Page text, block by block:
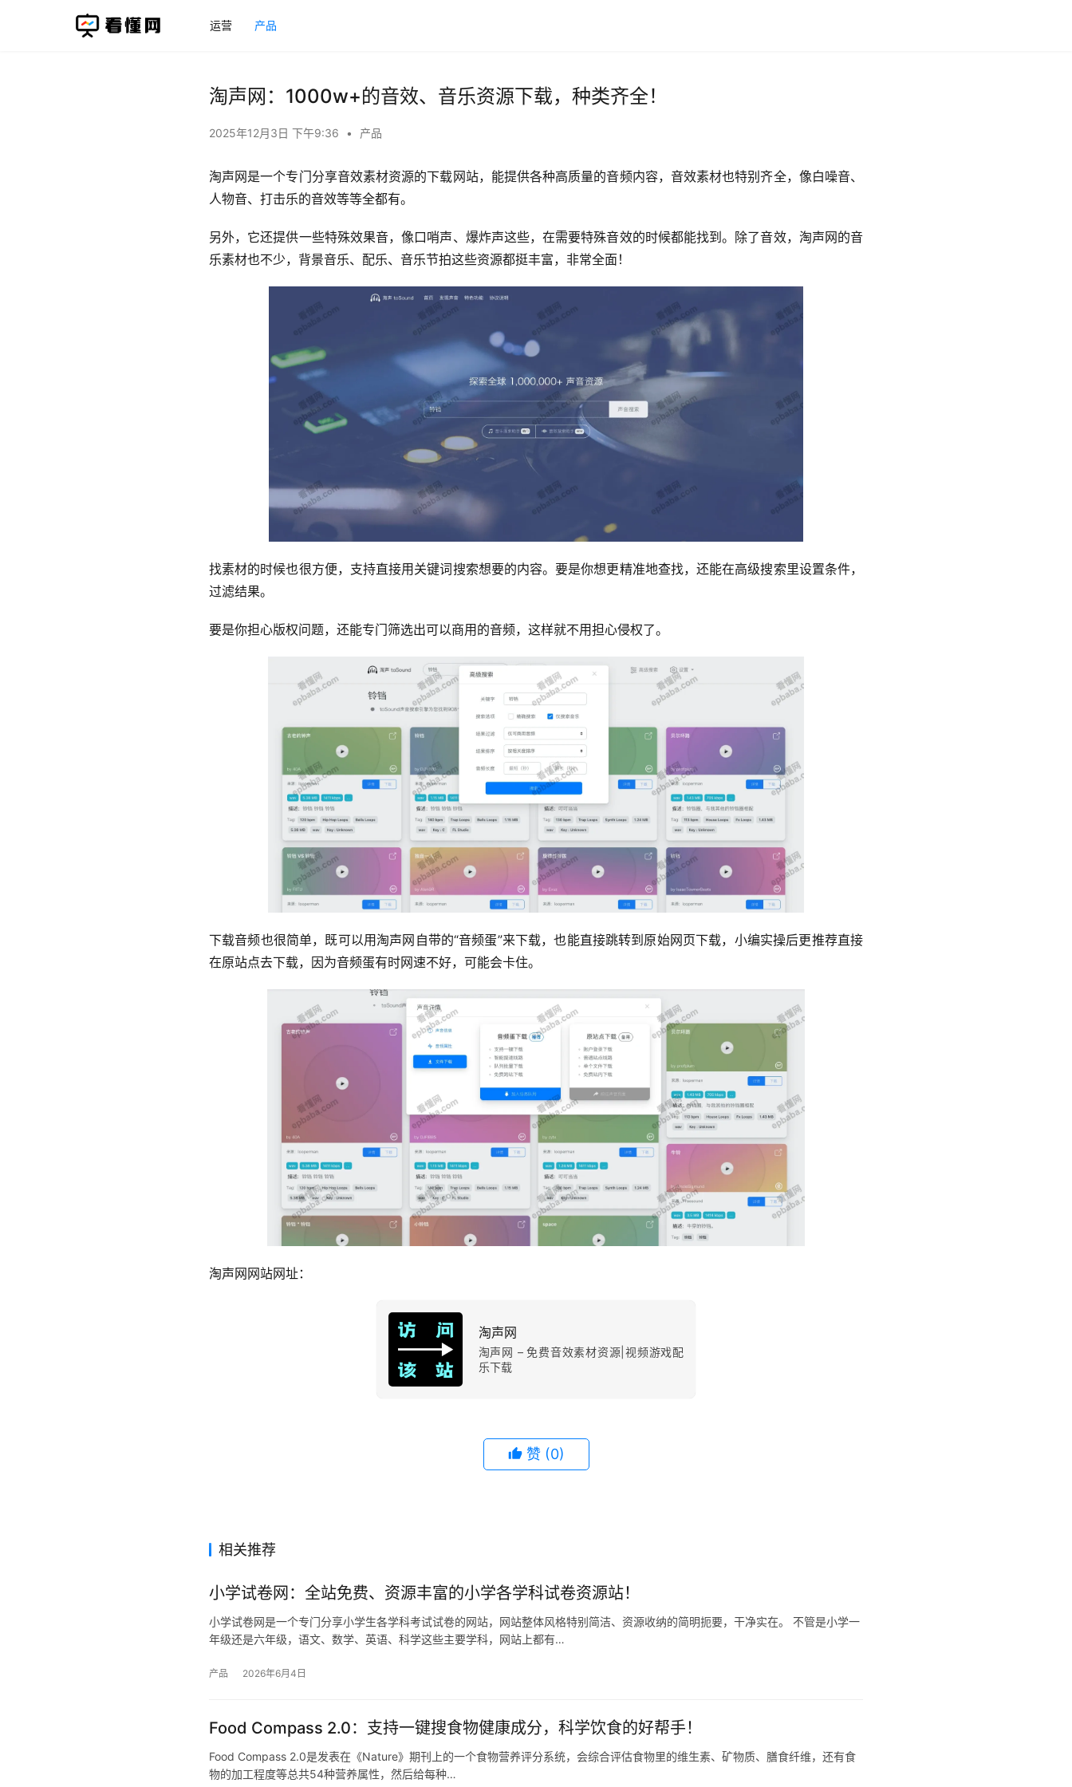
运营 产品
淘声网：1000w+的音效、音乐资源下载，种类齐全！
2025年12月3日 下午9:36 • 产品
淘声网是一个专门分享音效素材资源的下载网站，能提供各种高质量的音频内容，音效素材也特别齐全，像白噪音、
人物音、打击乐的音效等等全都有。
另外，它还提供一些特殊效果音，像口哨声、爆炸声这些，在需要特殊音效的时候都能找到。除了音效，淘声网的音
乐素材也不少，背景音乐、配乐、音乐节拍这些资源都挺丰富，非常全面！
找素材的时候也很方便，支持直接用关键词搜索想要的内容。要是你想更精准地查找，还能在高级搜索里设置条件，
过滤结果。
要是你担心版权问题，还能专门筛选出可以商用的音频，这样就不用担心侵权了。
下载音频也很简单，既可以用淘声网自带的“音频蛋”来下载，也能直接跳转到原始网页下载，小编实操后更推荐直接
在原站点去下载，因为音频蛋有时网速不好，可能会卡住。
淘声网网站网址：
淘声网
淘声网 – 免费音效素材资源|视频游戏配
乐下载
赞 (0)
相关推荐
小学试卷网：全站免费、资源丰富的小学各学科试卷资源站！
小学试卷网是一个专门分享小学生各学科考试试卷的网站，网站整体风格特别简洁、资源收纳的简明扼要，干净实在。 不管是小学一
年级还是六年级，语文、数学、英语、科学这些主要学科，网站上都有…
产品 2026年6月4日
Food Compass 2.0：支持一键搜食物健康成分，科学饮食的好帮手！
Food Compass 2.0是发表在《Nature》期刊上的一个食物营养评分系统，会综合评估食物里的维生素、矿物质、膳食纤维，还有食
物的加工程度等总共54种营养属性，然后给每种…